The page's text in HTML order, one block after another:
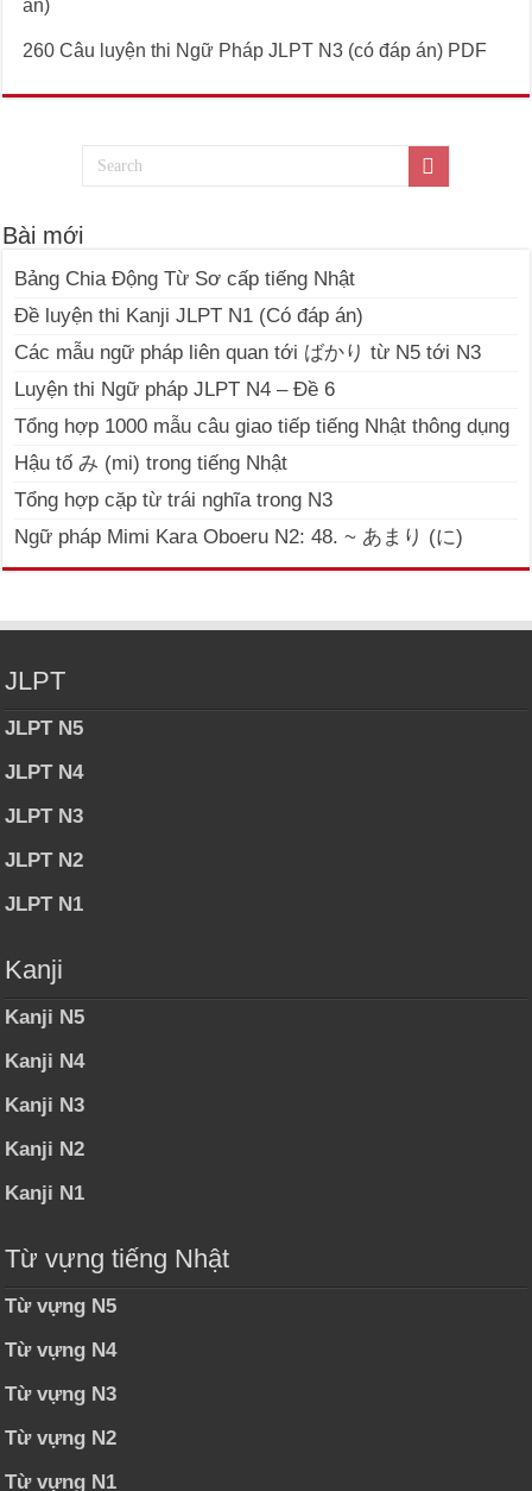
án)
260 Câu luyện thi Ngữ Pháp JLPT N3 (có đáp án) PDF
Bài mới
Bảng Chia Động Từ Sơ cấp tiếng Nhật
Đề luyện thi Kanji JLPT N1 (Có đáp án)
Các mẫu ngữ pháp liên quan tới ばかり từ N5 tới N3
Luyện thi Ngữ pháp JLPT N4 – Đề 6
Tổng hợp 1000 mẫu câu giao tiếp tiếng Nhật thông dụng
Hậu tố み (mi) trong tiếng Nhật
Tổng hợp cặp từ trái nghĩa trong N3
Ngữ pháp Mimi Kara Oboeru N2: 48. ~ あまり (に)
JLPT
JLPT N5
JLPT N4
JLPT N3
JLPT N2
JLPT N1
Kanji
Kanji N5
Kanji N4
Kanji N3
Kanji N2
Kanji N1
Từ vựng tiếng Nhật
Từ vựng N5
Từ vựng N4
Từ vựng N3
Từ vựng N2
Từ vựng N1